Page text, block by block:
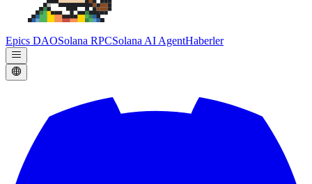
Epics DAOSolana RPCSolana AI AgentHaberler